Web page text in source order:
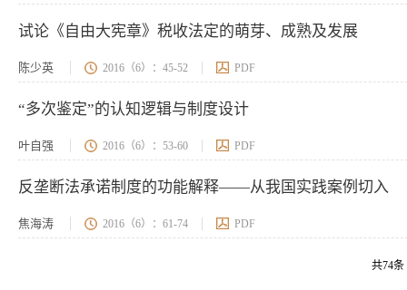
试论《自由大宪章》税收法定的萌芽、成熟及发展
陈少英 2016（6）：45-52 PDF
“多次鉴定”的认知逻辑与制度设计
叶自强 2016（6）：53-60 PDF
反垄断法承诺制度的功能解释——从我国实践案例切入
焦海涛 2016（6）：61-74 PDF
共74